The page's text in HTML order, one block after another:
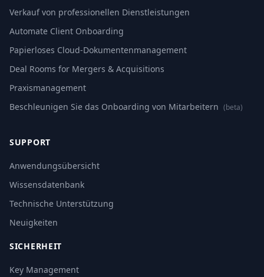
Verkauf von professionellen Dienstleistungen
Automate Client Onboarding
Papierloses Cloud-Dokumentenmanagement
Deal Rooms for Mergers & Acquisitions
Praxismanagement
Beschleunigen Sie das Onboarding von Mitarbeitern (beta)
SUPPORT
Anwendungsübersicht
Wissensdatenbank
Technische Unterstützung
Neuigkeiten
SICHERHEIT
Key Management